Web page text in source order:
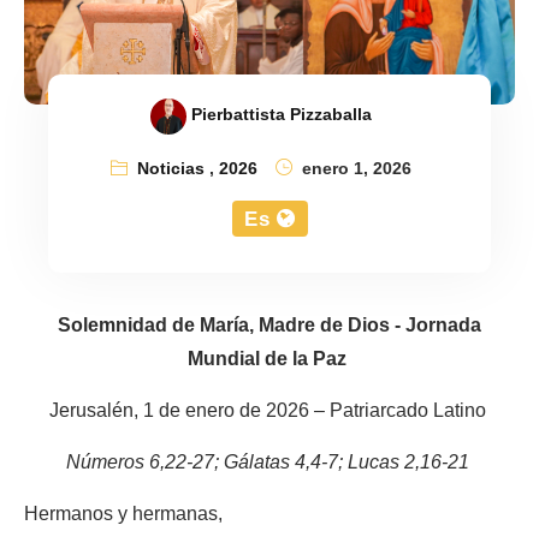
Pierbattista Pizzaballa
Noticias,2026 enero 1, 2026
Es
Solemnidad de María, Madre de Dios - Jornada
Mundial de la Paz
Jerusalén, 1 de enero de 2026 – Patriarcado Latino
Números 6,22-27; Gálatas 4,4-7; Lucas 2,16-21
Hermanos y hermanas,